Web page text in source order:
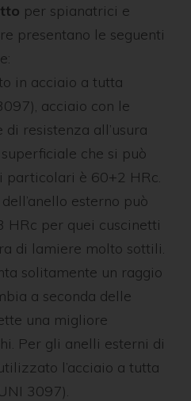
per spianatrici e
presentano le seguenti
in acciaio a tutta
acciaio con le
resistenza all’usura
che si può
particolari è 60+2 HRc.
esterno può
HRc per quei cuscinetti
di lamiere molto sottili.
solitamente un raggio
a seconda delle
una migliore
Per gli anelli esterni di
l’acciaio a tutta
3097).